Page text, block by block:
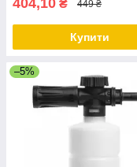
404,10 ₴ 449 ₴
Купити
–5%